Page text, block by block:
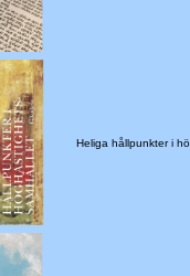
Heliga hållpunkter i